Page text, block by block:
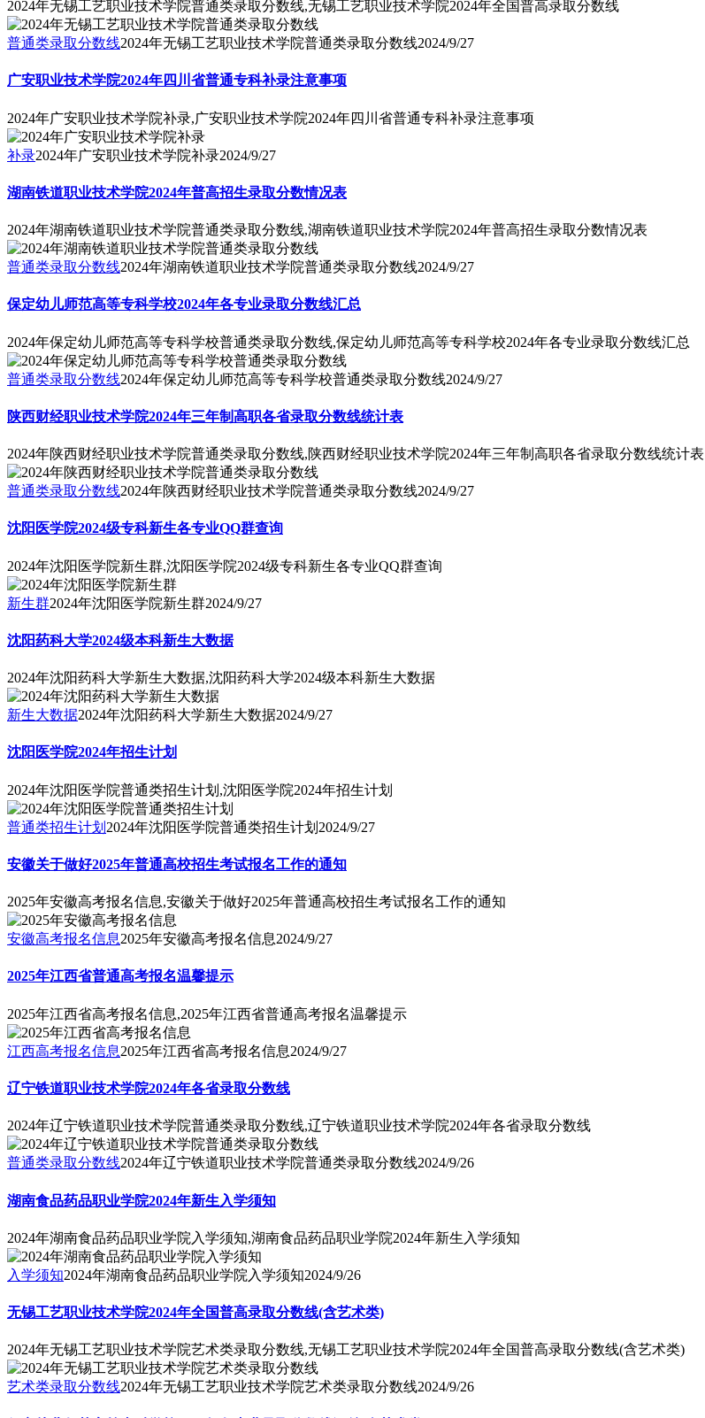
2024年无锡工艺职业技术学院普通类录取分数线,无锡工艺职业技术学院2024年全国普高录取分数线
普通类录取分数线2024年无锡工艺职业技术学院普通类录取分数线2024/9/27
广安职业技术学院2024年四川省普通专科补录注意事项
2024年广安职业技术学院补录,广安职业技术学院2024年四川省普通专科补录注意事项
补录2024年广安职业技术学院补录2024/9/27
湖南铁道职业技术学院2024年普高招生录取分数情况表
2024年湖南铁道职业技术学院普通类录取分数线,湖南铁道职业技术学院2024年普高招生录取分数情况表
普通类录取分数线2024年湖南铁道职业技术学院普通类录取分数线2024/9/27
保定幼儿师范高等专科学校2024年各专业录取分数线汇总
2024年保定幼儿师范高等专科学校普通类录取分数线,保定幼儿师范高等专科学校2024年各专业录取分数线汇总
普通类录取分数线2024年保定幼儿师范高等专科学校普通类录取分数线2024/9/27
陕西财经职业技术学院2024年三年制高职各省录取分数线统计表
2024年陕西财经职业技术学院普通类录取分数线,陕西财经职业技术学院2024年三年制高职各省录取分数线统计表
普通类录取分数线2024年陕西财经职业技术学院普通类录取分数线2024/9/27
沈阳医学院2024级专科新生各专业QQ群查询
2024年沈阳医学院新生群,沈阳医学院2024级专科新生各专业QQ群查询
新生群2024年沈阳医学院新生群2024/9/27
沈阳药科大学2024级本科新生大数据
2024年沈阳药科大学新生大数据,沈阳药科大学2024级本科新生大数据
新生大数据2024年沈阳药科大学新生大数据2024/9/27
沈阳医学院2024年招生计划
2024年沈阳医学院普通类招生计划,沈阳医学院2024年招生计划
普通类招生计划 2024年沈阳医学院普通类招生计划 2024/9/27
安徽关于做好2025年普通高校招生考试报名工作的通知
2025年安徽高考报名信息,安徽关于做好2025年普通高校招生考试报名工作的通知
安徽高考报名信息2025年安徽高考报名信息2024/9/27
2025年江西省普通高考报名温馨提示
2025年江西省高考报名信息,2025年江西省普通高考报名温馨提示
江西高考报名信息2025年江西省高考报名信息2024/9/27
辽宁铁道职业技术学院2024年各省录取分数线
2024年辽宁铁道职业技术学院普通类录取分数线,辽宁铁道职业技术学院2024年各省录取分数线
普通类录取分数线2024年辽宁铁道职业技术学院普通类录取分数线2024/9/26
湖南食品药品职业学院2024年新生入学须知
2024年湖南食品药品职业学院入学须知,湖南食品药品职业学院2024年新生入学须知
入学须知2024年湖南食品药品职业学院入学须知2024/9/26
无锡工艺职业技术学院2024年全国普高录取分数线(含艺术类)
2024年无锡工艺职业技术学院艺术类录取分数线,无锡工艺职业技术学院2024年全国普高录取分数线(含艺术类)
艺术类录取分数线2024年无锡工艺职业技术学院艺术类录取分数线2024/9/26